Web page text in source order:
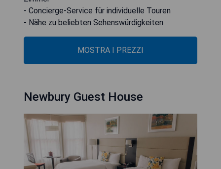
- Concierge-Service für individuelle Touren
- Nähe zu beliebten Sehenswürdigkeiten
MOSTRA I PREZZI
Newbury Guest House